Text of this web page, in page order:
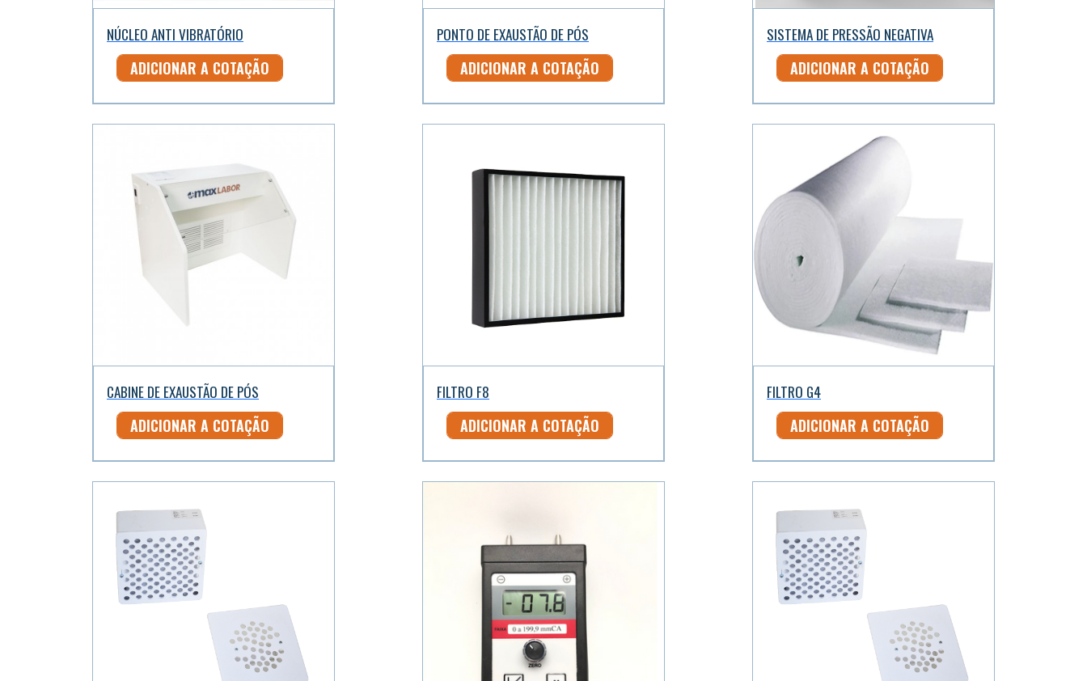
NÚCLEO ANTI VIBRATÓRIO
ADICIONAR A COTAÇÃO
PONTO DE EXAUSTÃO DE PÓS
ADICIONAR A COTAÇÃO
SISTEMA DE PRESSÃO NEGATIVA
ADICIONAR A COTAÇÃO
CABINE DE EXAUSTÃO DE PÓS
ADICIONAR A COTAÇÃO
FILTRO F8
ADICIONAR A COTAÇÃO
FILTRO G4
ADICIONAR A COTAÇÃO